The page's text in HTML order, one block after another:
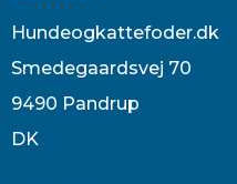
Hundeogkattefoder.dk
Smedegaardsvej 70
9490 Pandrup
DK